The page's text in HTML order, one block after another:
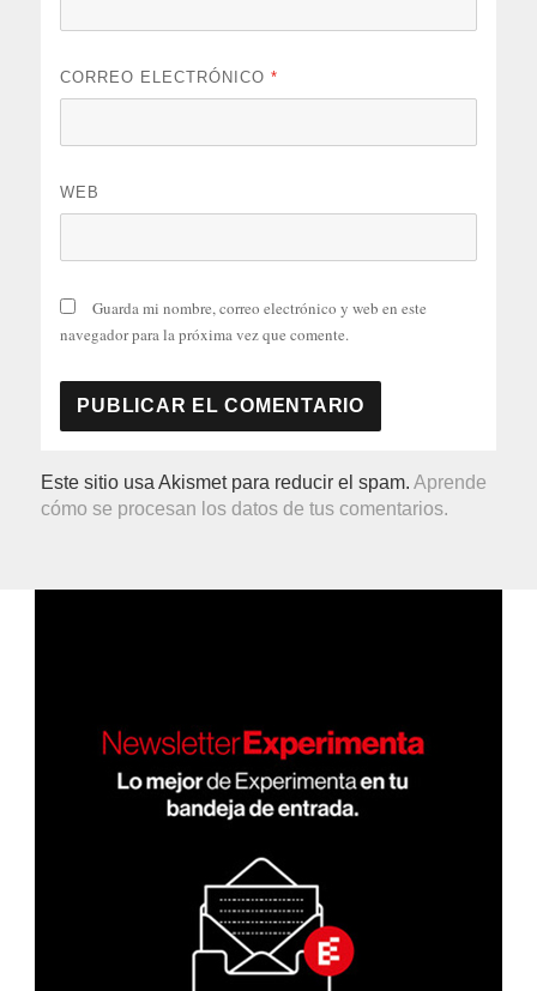
CORREO ELECTRÓNICO*
WEB
Guarda mi nombre, correo electrónico y web en este
navegador para la próxima vez que comente.
Este sitio usa Akismet para reducir el spam.Aprende
cómo se procesan los datos de tus comentarios.